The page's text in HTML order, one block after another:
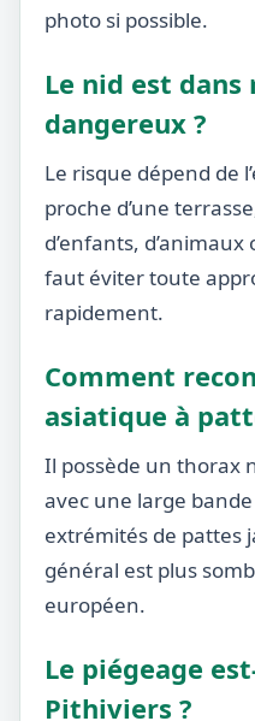
photo si possible.
Le nid est
dangereux ?
Le risque dépend de
proche d’une
d’enfants,
faut éviter toute
rapidement.
Comment
asiatique à
Il possède un thorax
avec une large
extrémités de pattes
général est plus
européen.
Le piégeage
Pithiviers ?